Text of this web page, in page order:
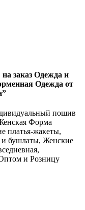
заказ Одежда и
Одежда от
пошив
Форма
платья-жакеты,
бушлаты, Женские
и Розницу